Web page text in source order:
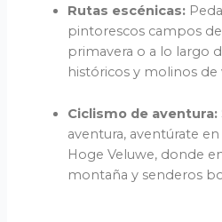
Rutas escénicas:
pintorescos campos
primavera o a lo largo
históricos y molinos de
Ciclismo de aventura:
aventura, aventúrate
Hoge Veluwe, donde
montaña y senderos